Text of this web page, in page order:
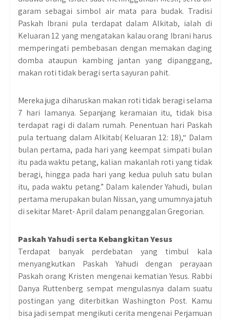
garam sebagai simbol air mata para budak. Tradisi
Paskah Ibrani pula terdapat dalam Alkitab, ialah di
Keluaran 12 yang mengatakan kalau orang Ibrani harus
memperingati pembebasan dengan memakan daging
domba ataupun kambing jantan yang dipanggang,
makan roti tidak beragi serta sayuran pahit.
Mereka juga diharuskan makan roti tidak beragi selama
7 hari lamanya. Sepanjang keramaian itu, tidak bisa
terdapat ragi di dalam rumah. Penentuan hari Paskah
pula tertuang dalam Alkitab( Keluaran 12: 18),“ Dalam
bulan pertama, pada hari yang keempat simpati bulan
itu pada waktu petang, kalian makanlah roti yang tidak
beragi, hingga pada hari yang kedua puluh satu bulan
itu, pada waktu petang.” Dalam kalender Yahudi, bulan
pertama merupakan bulan Nissan, yang umumnya jatuh
di sekitar Maret- April dalam penanggalan Gregorian.
Paskah Yahudi serta Kebangkitan Yesus
Terdapat banyak perdebatan yang timbul kala
menyangkutkan Paskah Yahudi dengan perayaan
Paskah orang Kristen mengenai kematian Yesus. Rabbi
Danya Ruttenberg sempat mengulasnya dalam suatu
postingan yang diterbitkan Washington Post. Kamu
bisa jadi sempat mengikuti cerita mengenai Perjamuan